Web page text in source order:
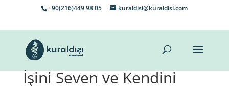
+90(216)449 98 05 kuraldisi@kuraldisi.com
İşini Seven ve Kendini